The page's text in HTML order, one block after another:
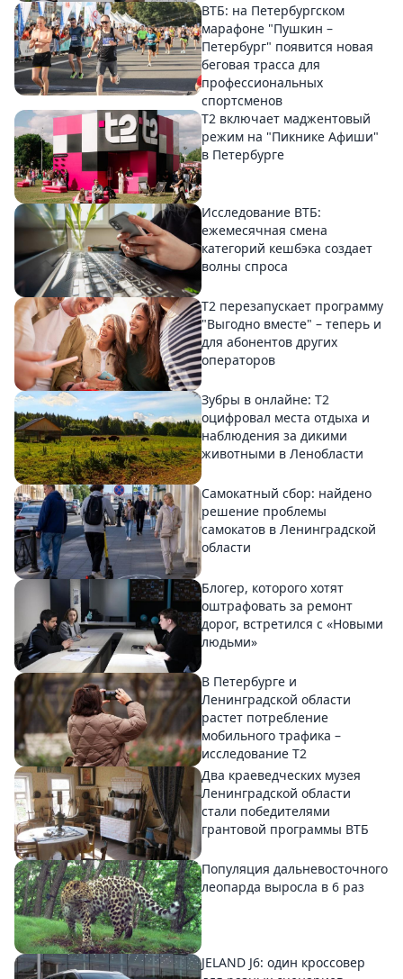
ВТБ: на Петербургском
марафоне "Пушкин –
Петербург" появится новая
беговая трасса для
профессиональных
спортсменов
Т2 включает маджентовый
режим на "Пикнике Афиши"
в Петербурге
Исследование ВТБ:
ежемесячная смена
категорий кешбэка создает
волны спроса
Т2 перезапускает программу
"Выгодно вместе" – теперь и
для абонентов других
операторов
Зубры в онлайне: Т2
оцифровал места отдыха и
наблюдения за дикими
животными в Ленобласти
Самокатный сбор: найдено
решение проблемы
самокатов в Ленинградской
области
Блогер, которого хотят
оштрафовать за ремонт
дорог, встретился с «Новыми
людьми»
В Петербурге и
Ленинградской области
растет потребление
мобильного трафика –
исследование T2
Два краеведческих музея
Ленинградской области
стали победителями
грантовой программы ВТБ
Популяция дальневосточного
леопарда выросла в 6 раз
JELAND J6: один кроссовер